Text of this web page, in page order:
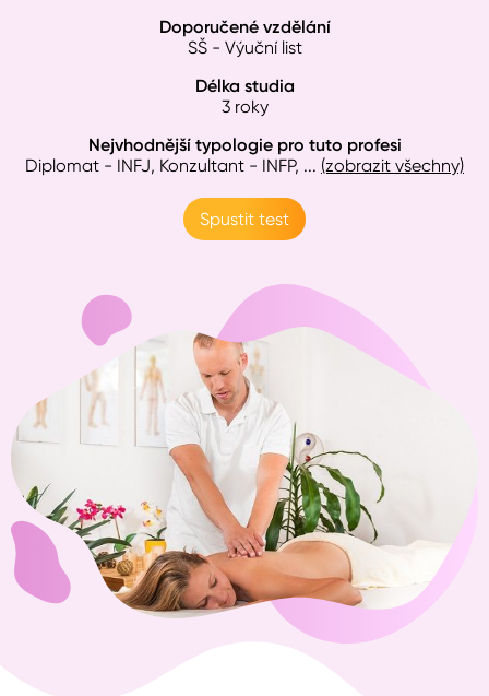
Doporučené vzdělání
SŠ - Výuční list
Délka studia
3 roky
Nejvhodnější typologie pro tuto profesi
Diplomat - INFJ, Konzultant - INFP, ... (zobrazit všechny)
Spustit test